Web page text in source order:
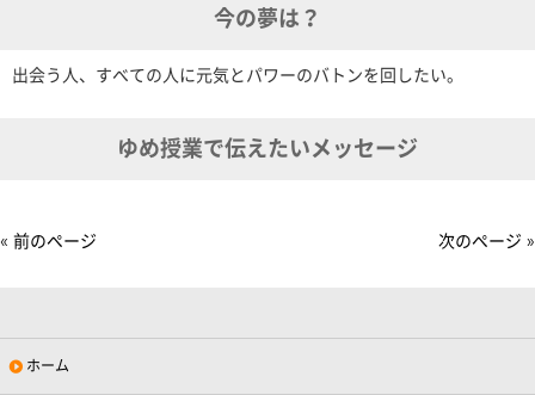
今の夢は？
出会う人、すべての人に元気とパワーのバトンを回したい。
ゆめ授業で伝えたいメッセージ
« 前のページ 次のページ »
ホーム